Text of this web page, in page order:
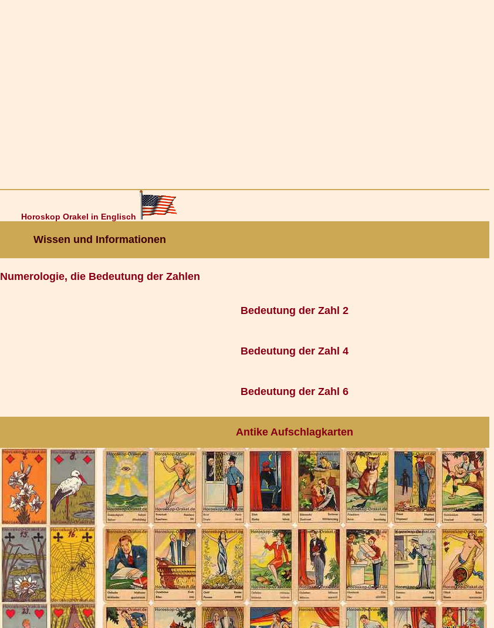
Horoskop Orakel in Englisch
Wissen und Informationen
Numerologie, die Bedeutung der Zahlen
Bedeutung der Zahl 2
Bedeutung der Zahl 4
Bedeutung der Zahl 6
Antike Aufschlagkarten